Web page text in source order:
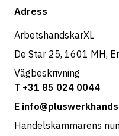
Returer & service
Butik
Adress
ArbetshandskarXL
De Star 25, 1601 MH,
Vägbeskrivning
T +31 85 024 0044
E
Handelskammarens